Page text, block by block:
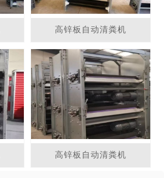
高锌板自动清粪机
高锌板自动清粪机